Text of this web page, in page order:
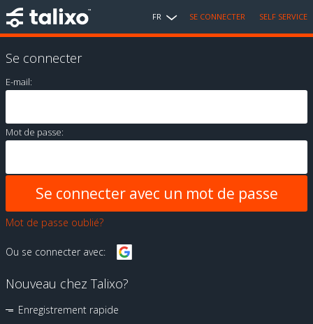
FR SE CONNECTER SELF SERVICE
Se connecter
E-mail:
Mot de passe:
Mot de passe oublié?
Ou se connecter avec:
Nouveau chez Talixo?
Enregistrement rapide